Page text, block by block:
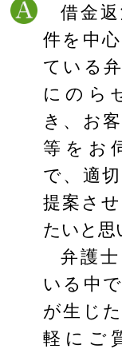
借金
件を中
ている
にのら
き、お
等をお
で、適
提案さ
たいと思
弁護
いる中
が生じ
軽にご